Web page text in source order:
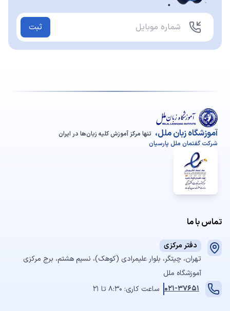
ثبت
آموزشگاه زبان ملل، تنها مرکز آموزش کلیه زبان‌ها در ایران
شرکت گفتمان ملل پارسیان
تماس با ما
دفتر مرکزی
تهران، چیتگر، بلوار علیمرادی (کوهک)، نسیم هشتم، برج مرکزی
آموزشگاه ملل
021-37651 ساعت کاری: 8:30 تا 21